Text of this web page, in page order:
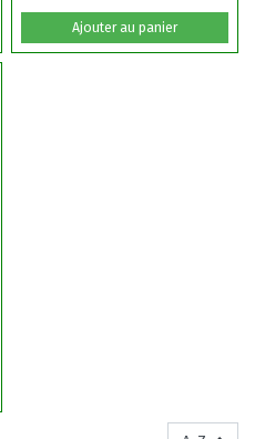
Ajouter au panier